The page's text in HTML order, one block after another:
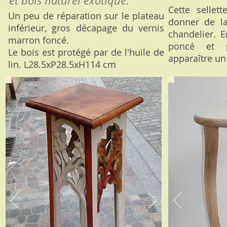
Un peu de réparation sur le plateau
inférieur, gros décapage du vernis
marron foncé.
Le bois est protégé par de l'huile de
lin. L28.5xP28.5xH114 cm
Cette
donner de
chandelier.
poncé et
apparaître